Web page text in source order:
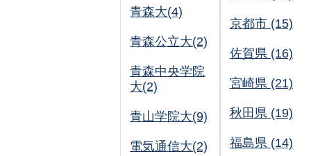
青森大(4)
青森公立大(2)
青森中央学院
大(2)
青山学院大(9)
電気通信大(2)
京都市 (15)
佐賀県 (16)
宮崎県 (21)
秋田県 (19)
福島県 (14)